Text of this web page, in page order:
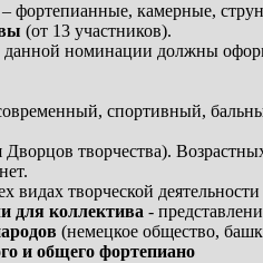
фортепианные, камерные,
(от 13 участников).
номинации должны
спортивный,
Дворцов творчества).
видах творческой
для коллектива -
(немецкое общество,
и общего фортепиано